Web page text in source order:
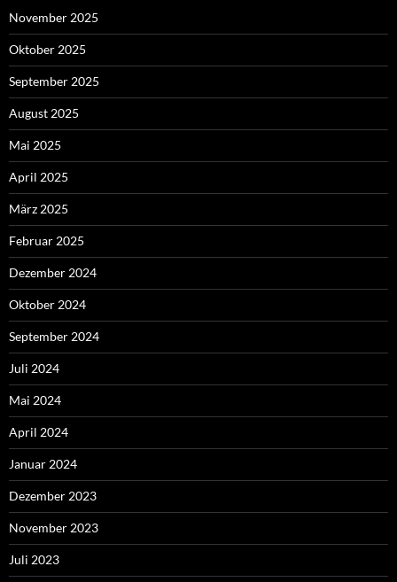
November 2025
Oktober 2025
September 2025
August 2025
Mai 2025
April 2025
März 2025
Februar 2025
Dezember 2024
Oktober 2024
September 2024
Juli 2024
Mai 2024
April 2024
Januar 2024
Dezember 2023
November 2023
Juli 2023